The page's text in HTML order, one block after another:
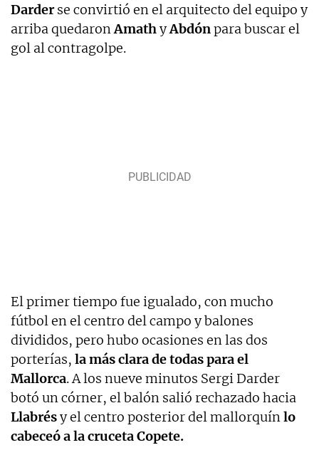
Darderse convirtió en el arquitecto del equipo y
arriba quedaronAmathyAbdónpara buscar el
gol al contragolpe.
El primer tiempo fue igualado, con mucho
fútbol en el centro del campo y balones
divididos, pero hubo ocasiones en las dos
porterías, la más clara de todas para el
Mallorca. A los nueve minutos Sergi Darder
botó un córner, el balón salió rechazado hacia
Llabrésy el centro posterior del mallorquínlo
cabeceó a la cruceta Copete.